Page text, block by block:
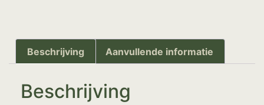
Beschrijving Aanvullende informatie
Beschrijving